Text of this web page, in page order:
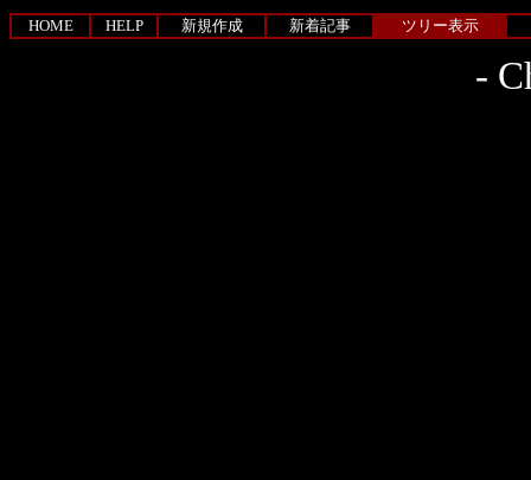
HOME HELP 新規作成 新着記事 ツリー表示
-